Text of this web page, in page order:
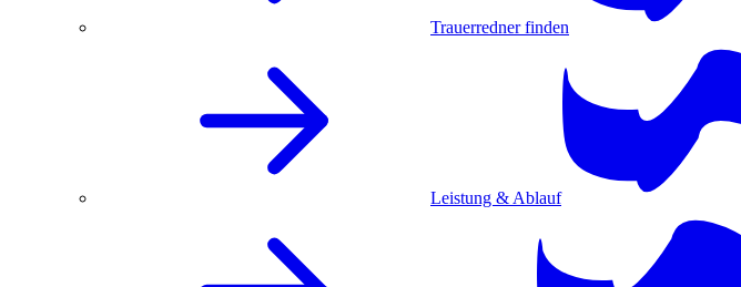
Trauerredner finden
Leistung & Ablauf